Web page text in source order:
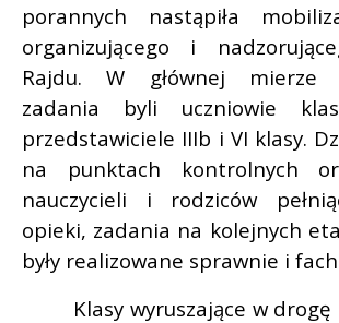
porannych nastąpiła
organizującego i
Rajdu. W głównej mierze
zadania byli uczniowie
przedstawiciele IIIb i VI klasy.
na punktach kontrolnych
nauczycieli i rodziców
opieki, zadania na kolejnych
były realizowane sprawnie i
Klasy wyruszające w